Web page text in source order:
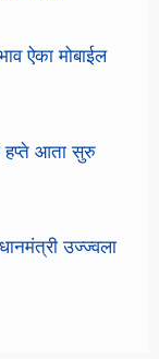
ऐका मोबाईल
हप्ते आता सुरु
उज्ज्वला